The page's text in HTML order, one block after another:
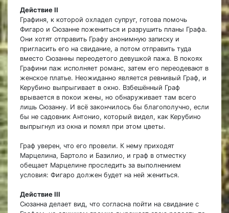
Действие II
Графиня, к которой охладел супруг, готова помочь
Фигаро и Сюзанне пожениться и разрушить планы Графа.
Они хотят отправить Графу анонимную записку и
пригласить его на свидание, а потом отправить туда
вместо Сюзанны переодетого девушкой пажа. В покоях
Графини паж исполняет романс, затем его переодевают в
женское платье. Неожиданно является ревнивый Граф, и
Керубино выпрыгивает в окно. Взбешённый Граф
врывается в покои жены, но обнаруживает там всего
лишь Сюзанну. И всё закончилось бы благополучно, если
бы не садовник Антонио, который видел, как Керубино
выпрыгнул из окна и помял при этом цветы.
Граф уверен, что его провели. К нему приходят
Марцелина, Бартоло и Базилио, и граф в отместку
обещает Марцелине проследить за выполнением
условия: Фигаро должен будет на ней жениться.
Действие III
Сюзанна делает вид, что согласна пойти на свидание с